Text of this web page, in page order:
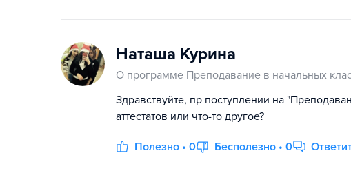
Наташа Курина
О программе Преподавание в начальных
Здравствуйте, пр поступлении на
аттестатов или что-то другое?
Полезно • 0 Бесполезно • 0